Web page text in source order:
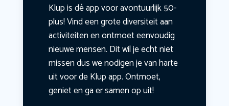
Klup is dé app voor avontuurlijk 50-
plus! Vind een grote diversiteit aan
activiteiten en ontmoet eenvoudig
nieuwe mensen. Dit wil je echt niet
missen dus we nodigen je van harte
uit voor de Klup app. Ontmoet,
geniet en ga er samen op uit!